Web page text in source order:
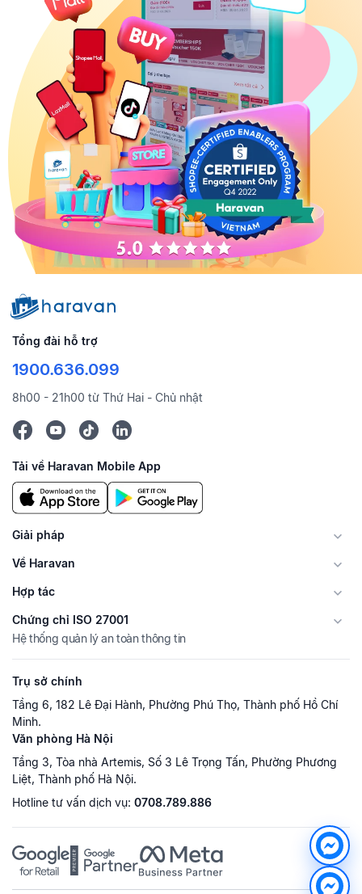
Tổng đài hỗ trợ
1900.636.099
8h00 - 21h00 từ Thứ Hai - Chủ nhật
Tải về Haravan Mobile App
Giải pháp
Về Haravan
Hợp tác
Chứng chỉ ISO 27001
Hệ thống quản lý an toàn thông tin
Trụ sở chính
Tầng 6, 182 Lê Đại Hành, Phường Phú Thọ, Thành phố Hồ Chí
Minh.
Văn phòng Hà Nội
Tầng 3, Tòa nhà Artemis, Số 3 Lê Trọng Tấn, Phường Phương
Liệt, Thành phố Hà Nội.
Hotline tư vấn dịch vụ: 0708.789.886